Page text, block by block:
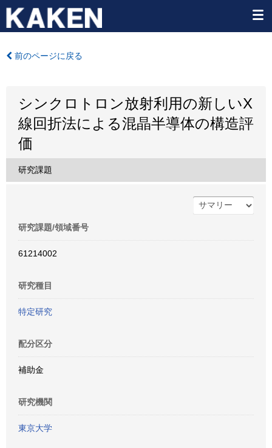
前のページに戻る
シンクロトロン放射利用の新しいX
線回折法による混晶半導体の構造評
価
研究課題
研究課題/領域番号
61214002
研究種目
特定研究
配分区分
補助金
研究機関
東京大学